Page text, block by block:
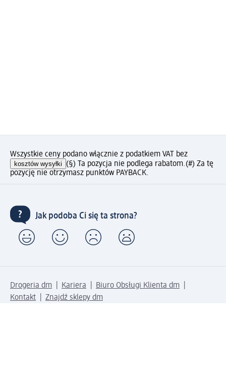
Wszystkie ceny podano włącznie z podatkiem VAT bez
kosztów wysyłki (§) Ta pozycja nie podlega rabatom.(#) Za tę
pozycję nie otrzymasz punktów PAYBACK.
Jak podoba Ci się ta strona?
Drogeria dm Kariera
Biuro Obsługi Klienta dm
Kontakt
Znajdź sklepy dm